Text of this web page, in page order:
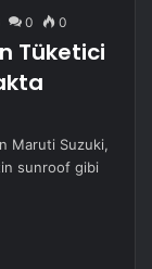
0 0
Tüketici
Maruti Suzuki,
sunroof gibi